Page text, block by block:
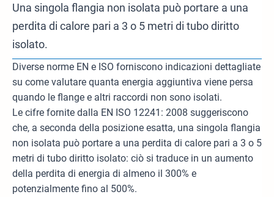
Una singola flangia non isolata può portare a una
perdita di calore pari a 3 o 5 metri di tubo diritto
isolato.
Diverse norme EN e ISO forniscono indicazioni dettagliate
su come valutare quanta energia aggiuntiva viene persa
quando le flange e altri raccordi non sono isolati.
Le cifre fornite dalla EN ISO 12241: 2008 suggeriscono
che, a seconda della posizione esatta, una singola flangia
non isolata può portare a una perdita di calore pari a 3 o 5
metri di tubo diritto isolato: ciò si traduce in un aumento
della perdita di energia di almeno il 300% e
potenzialmente fino al 500%.